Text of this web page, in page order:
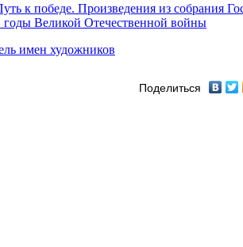
к победе. Произведения из собрания
годы Великой Отечественной войны
имен художников
Поделиться